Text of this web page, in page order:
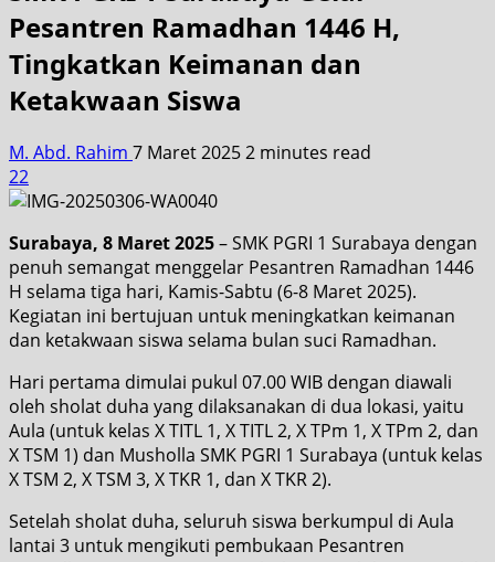
Pesantren Ramadhan 1446 H,
Tingkatkan Keimanan dan
Ketakwaan Siswa
M. Abd. Rahim 7 Maret 20252 minutes read
22
Surabaya, 8 Maret 2025– SMK PGRI 1 Surabaya dengan
penuh semangat menggelar Pesantren Ramadhan 1446
H selama tiga hari, Kamis-Sabtu (6-8 Maret 2025).
Kegiatan ini bertujuan untuk meningkatkan keimanan
dan ketakwaan siswa selama bulan suci Ramadhan.
Hari pertama dimulai pukul 07.00 WIB dengan diawali
oleh sholat duha yang dilaksanakan di dua lokasi, yaitu
Aula (untuk kelas X TITL 1, X TITL 2, X TPm 1, X TPm 2, dan
X TSM 1) dan Musholla SMK PGRI 1 Surabaya (untuk kelas
X TSM 2, X TSM 3, X TKR 1, dan X TKR 2).
Setelah sholat duha, seluruh siswa berkumpul di Aula
lantai 3 untuk mengikuti pembukaan Pesantren